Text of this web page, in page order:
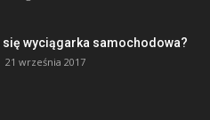
się wyciągarka samochodowa?
21 września 2017